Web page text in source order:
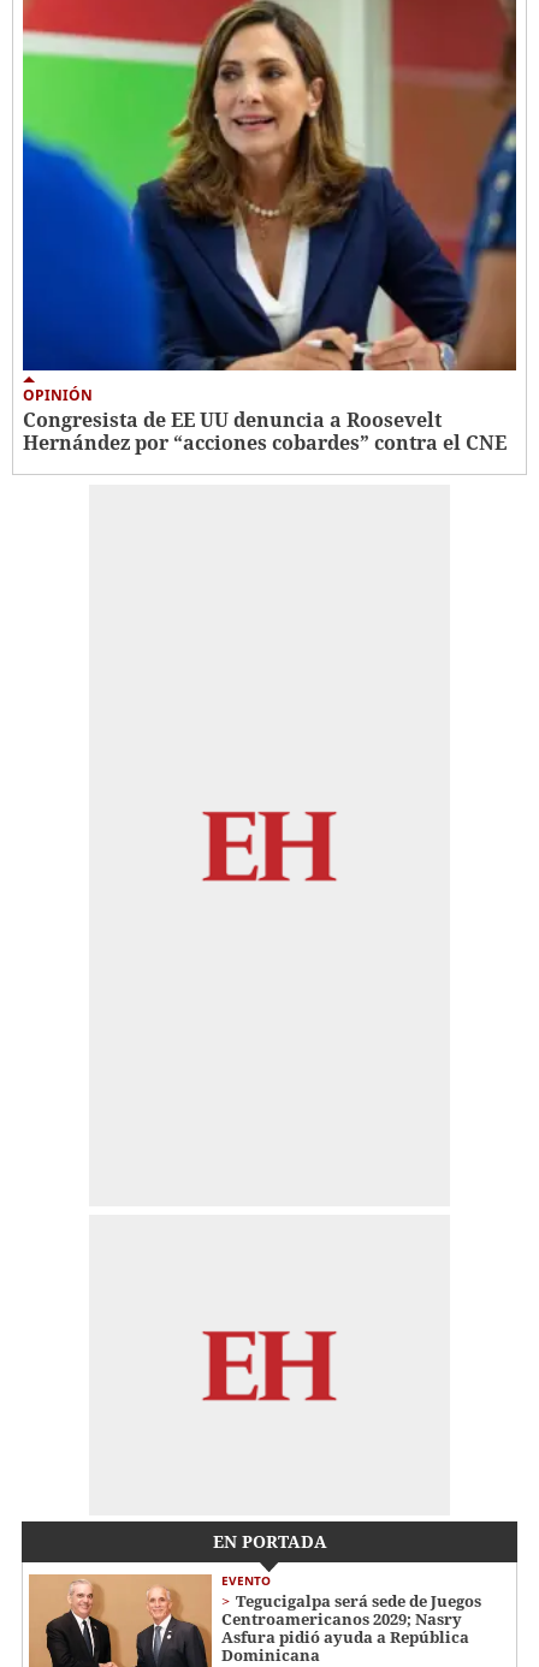
OPINIÓN
Congresista de EE UU denuncia a Roosevelt
Hernández por “acciones cobardes” contra el CNE
EN PORTADA
EVENTO
Tegucigalpa será sede de Juegos
Centroamericanos 2029; Nasry
Asfura pidió ayuda a República
Dominicana